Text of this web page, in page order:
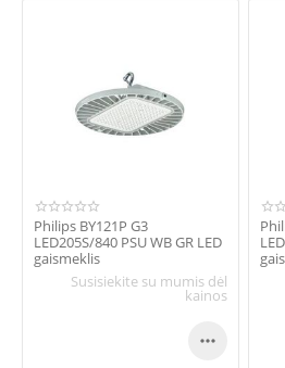
Philips BY121P G3
LED205S/840 PSU WB GR LED
gaismeklis
Susisiekite su mumis dėl
kainos
